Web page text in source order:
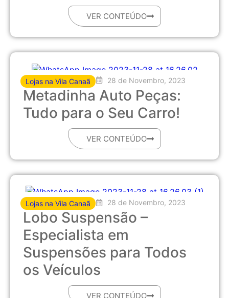
VER CONTEÚDO
Lojas na Vila Canaã 28 de Novembro, 2023
Metadinha Auto Peças:
Tudo para o Seu Carro!
VER CONTEÚDO
Lojas na Vila Canaã 28 de Novembro, 2023
Lobo Suspensão –
Especialista em
Suspensões para Todos
os Veículos
VER CONTEÚDO